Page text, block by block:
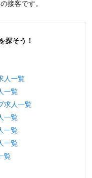
接客です。
探そう！
人一覧
一覧
求人一覧
一覧
一覧
一覧
覧